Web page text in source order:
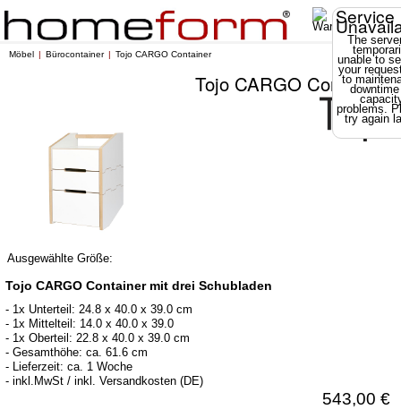
Service
The
unable to
your
to
problems.
try again
Möbel Bürocontainer Tojo CARGO Container
Tojo CARGO Container
Ausgewählte Größe:
Tojo CARGO Container mit drei Schubladen
- 1x Unterteil: 24.8 x 40.0 x 39.0 cm
- 1x Mittelteil: 14.0 x 40.0 x 39.0
- 1x Oberteil: 22.8 x 40.0 x 39.0 cm
- Gesamthöhe: ca. 61.6 cm
- Lieferzeit: ca. 1 Woche
- inkl.MwSt / inkl. Versandkosten (DE)
543,00 €